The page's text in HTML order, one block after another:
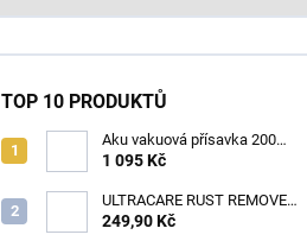
TOP 10 PRODUKTŮ
Aku vakuová přísavka 200
mm s LCD displejem (150 kg)
1 095 Kč
ULTRACARE RUST REMOVER
0,125 l /1ks
249,90 Kč